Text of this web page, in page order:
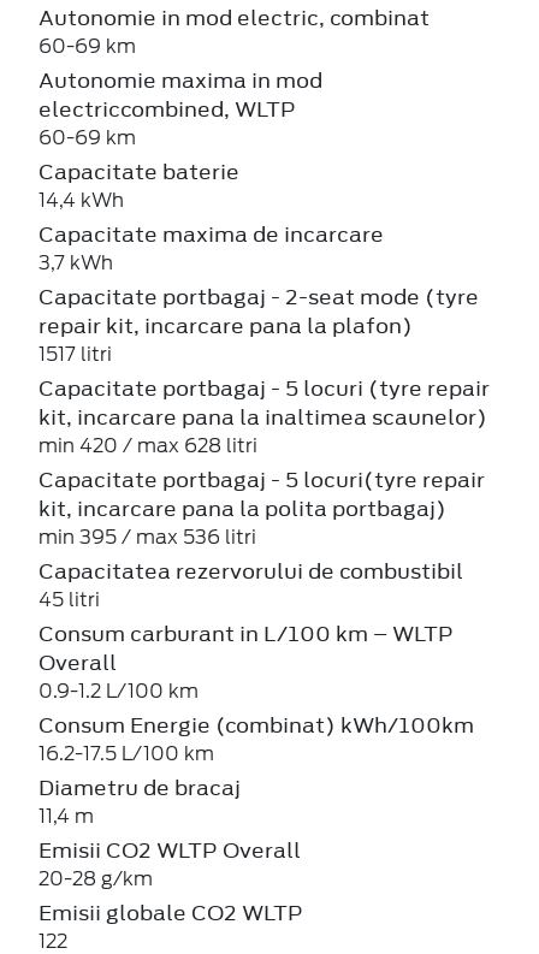
Autonomie in mod electric, combinat
60-69 km
Autonomie maxima in mod
electriccombined, WLTP
60-69 km
Capacitate baterie
14,4 kWh
Capacitate maxima de incarcare
3,7 kWh
Capacitate portbagaj - 2-seat mode (tyre
repair kit, incarcare pana la plafon)
1517 litri
Capacitate portbagaj - 5 locuri (tyre repair
kit, incarcare pana la inaltimea scaunelor)
min 420 / max 628 litri
Capacitate portbagaj - 5 locuri(tyre repair
kit, incarcare pana la polita portbagaj)
min 395 / max 536 litri
Capacitatea rezervorului de combustibil
45 litri
Consum carburant in L/100 km – WLTP
Overall
0.9-1.2 L/100 km
Consum Energie (combinat) kWh/100km
16.2-17.5 L/100 km
Diametru de bracaj
11,4 m
Emisii CO2 WLTP Overall
20-28 g/km
Emisii globale CO2 WLTP
122